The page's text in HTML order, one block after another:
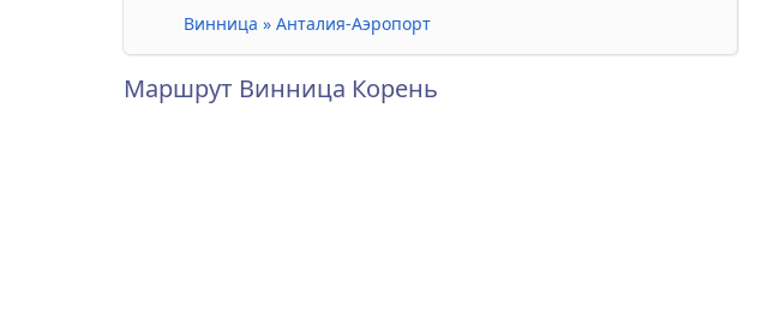
Винница » Анталия-Аэропорт
Маршрут Винница Корень